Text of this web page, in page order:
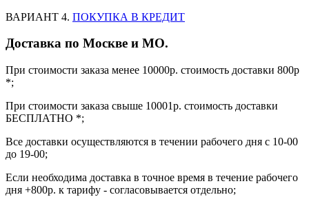
ВАРИАНТ 4. ПОКУПКА В КРЕДИТ
Доставка по Москве и МО.
При стоимости заказа менее 10000р. стоимость доставки 800р
*;
При стоимости заказа свыше 10001р. стоимость доставки
БЕСПЛАТНО *;
Все доставки осуществляются в течении рабочего дня с 10-00
до 19-00;
Если необходима доставка в точное время в течение рабочего
дня +800р. к тарифу - согласовывается отдельно;